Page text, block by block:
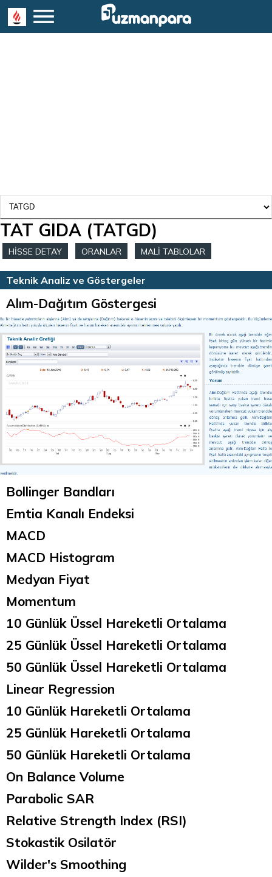
TAT GIDA (TATGD)
HİSSE DETAY ORANLAR MALİ TABLOLAR
HİSSE HABERLERİ TEKNİK ANALİZ
Teknik Analiz ve Göstergeler
Alım-Dağıtım Göstergesi
Bollinger Bandları
Emtia Kanalı Endeksi
MACD
MACD Histogram
Medyan Fiyat
Momentum
10 Günlük Üssel Hareketli Ortalama
25 Günlük Üssel Hareketli Ortalama
50 Günlük Üssel Hareketli Ortalama
Linear Regression
10 Günlük Hareketli Ortalama
25 Günlük Hareketli Ortalama
50 Günlük Hareketli Ortalama
On Balance Volume
Parabolic SAR
Relative Strength Index (RSI)
Stokastik Osilatör
Wilder's Smoothing